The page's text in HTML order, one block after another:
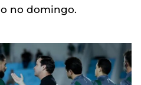
no domingo.